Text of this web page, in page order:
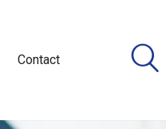
Contact